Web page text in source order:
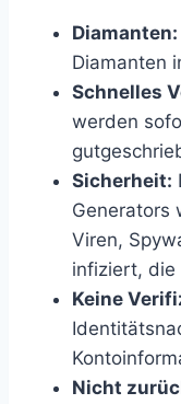
Diamanten:
Diamanten
Schnelles
werden
Sicherheit:
Generators
Viren,
infiziert, die
Keine
Nicht